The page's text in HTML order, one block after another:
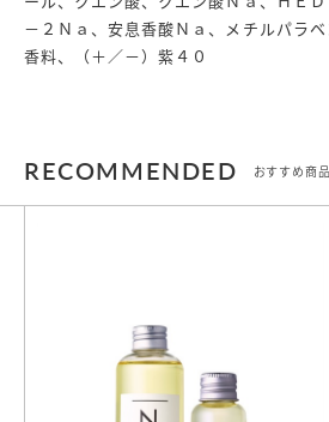
－２Ｎａ、安息香酸Ｎａ、メチルパラベ
香料、（＋／－）紫４０
RECOMMENDED おすすめ商品